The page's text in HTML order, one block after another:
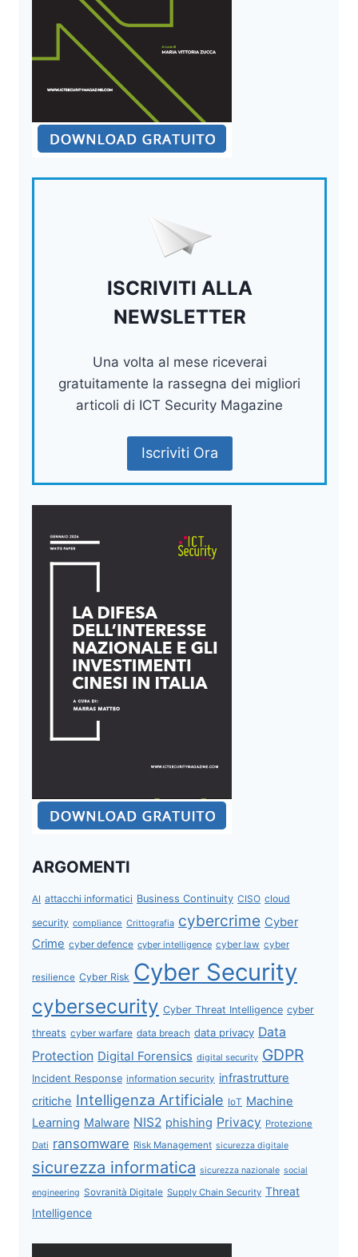
ISCRIVITI ALLA
NEWSLETTER
Una volta al mese riceverai
gratuitamente la rassegna dei migliori
articoli di ICT Security Magazine
Iscriviti Ora
ARGOMENTI
AI attacchi informatici Business Continuity CISO cloud
security compliance Crittografia cybercrime Cyber
Crime cyber defence cyber intelligence cyber law cyber
resilience Cyber Risk Cyber Security
cybersecurity Cyber Threat Intelligence cyber
threats cyber warfare data breach data privacy Data
Protection Digital Forensics digital security GDPR
Incident Response information security infrastrutture
critiche Intelligenza Artificiale IoT Machine
Learning Malware NIS2 phishing Privacy Protezione
Dati ransomware Risk Management sicurezza digitale
sicurezza informatica sicurezza nazionale social
engineering Sovranità Digitale Supply Chain Security Threat
Intelligence